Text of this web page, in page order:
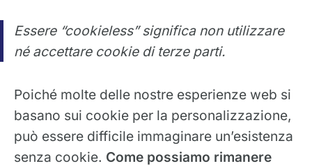
Essere “cookieless” significa non utilizzare
né accettare cookie di terze parti.
Poiché molte delle nostre esperienze web si
basano sui cookie per la personalizzazione,
può essere difficile immaginare un’esistenza
senza cookie. Come possiamo rimanere